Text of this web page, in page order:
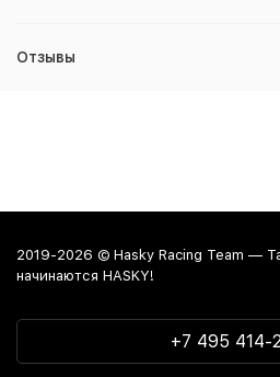
Отзывы
2019-2026 © Hasky Racing Team —
начинаются HASKY!
+7 495 414-